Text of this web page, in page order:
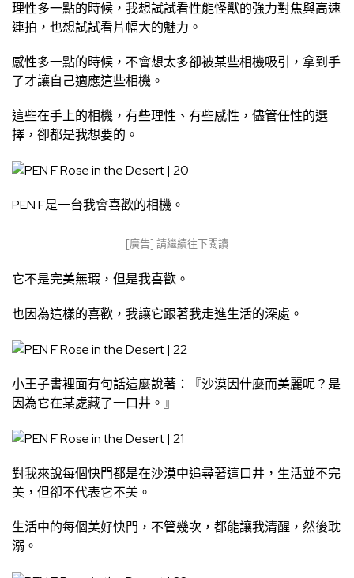
理性多一點的時候，我想試試看性能怪獸的強力對焦與高速
連拍，也想試試看片幅大的魅力。
感性多一點的時候，不會想太多卻被某些相機吸引，拿到手
了才讓自己適應這些相機。
這些在手上的相機，有些理性、有些感性，儘管任性的選
擇，卻都是我想要的。
PEN F是一台我會喜歡的相機。
[廣告] 請繼續往下閱讀
它不是完美無瑕，但是我喜歡。
也因為這樣的喜歡，我讓它跟著我走進生活的深處。
小王子書裡面有句話這麼說著：『沙漠因什麼而美麗呢？是
因為它在某處藏了一口井。』
對我來說每個快門都是在沙漠中追尋著這口井，生活並不完
美，但卻不代表它不美。
生活中的每個美好快門，不管幾次，都能讓我清醒，然後耽
溺。